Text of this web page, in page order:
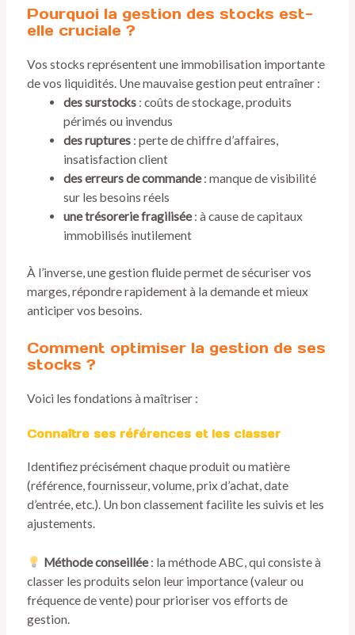
Pourquoi la gestion des stocks est-
elle cruciale ?
Vos stocks représentent une immobilisation importante
de vos liquidités. Une mauvaise gestion peut entraîner :
des surstocks : coûts de stockage, produits
périmés ou invendus
des ruptures : perte de chiffre d’affaires,
insatisfaction client
des erreurs de commande: manque de visibilité
sur les besoins réels
une trésorerie fragilisée: à cause de capitaux
immobilisés inutilement
À l’inverse, une gestion fluide permet de sécuriser vos
marges, répondre rapidement à la demande et mieux
anticiper vos besoins.
Comment optimiser la gestion de ses
stocks ?
Voici les fondations à maîtriser :
Connaître ses références et les classer
Identifiez précisément chaque produit ou matière
(référence, fournisseur, volume, prix d’achat, date
d’entrée, etc.). Un bon classement facilite les suivis et les
ajustements.
Méthode conseillée: la méthode ABC, qui consiste à
classer les produits selon leur importance (valeur ou
fréquence de vente) pour prioriser vos efforts de
gestion.